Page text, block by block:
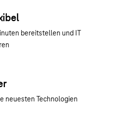
bereitstellen und IT
neuesten Technologien